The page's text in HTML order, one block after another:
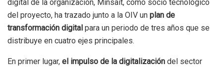
digital de la organización, Minsait, como socio tecnológico
del proyecto, ha trazado junto a la OIV un plan de
transformación digital para un periodo de tres años que se
distribuye en cuatro ejes principales.
En primer lugar, el impulso de la digitalización del sector